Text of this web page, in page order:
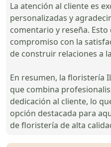
La atención al cliente es
personalizadas y
comentario y reseña.
compromiso con la
de construir relaciones a
En resumen, la floristería
que combina
dedicación al cliente, lo
opción destacada para
de floristería de alta